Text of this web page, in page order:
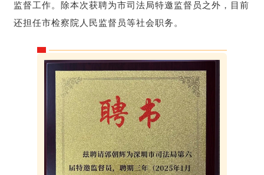
监督工作。除本次获聘为市司法局特邀监督员之外，目前
还担任市检察院人民监督员等社会职务。